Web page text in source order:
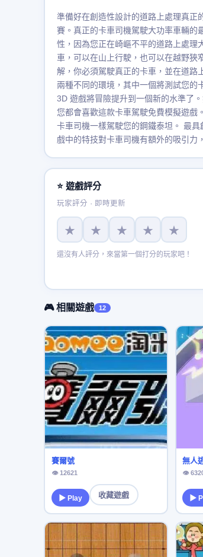
準備好在創造性設計的道路上處理真正
賽。真正的卡車司機駕駛大功率車輛的
性，因為您正在崎嶇不平的道路上處理
車，可以在山上行駛，也可以在越野狹
解，你必須駕駛真正的卡車，並在道路
兩種不同的環境，其中一個將測試您的
3D 遊戲將冒險提升到一個新的水準了
您都會喜歡這款卡車駕駛免費模擬遊戲
卡車司機一樣駕駛您的鋼鐵泰坦。 最
戲中的特技對卡車司機有額外的吸引力
⭐ 遊戲評分
玩家評分 · 即時更新
★ ★ ★ ★ ★
還沒有人評分，來當第一個打分的玩家吧！
🎮 相關遊戲 12
賽爾號
👁 12621
▶ Play 收藏遊戲
無人
👁
▶